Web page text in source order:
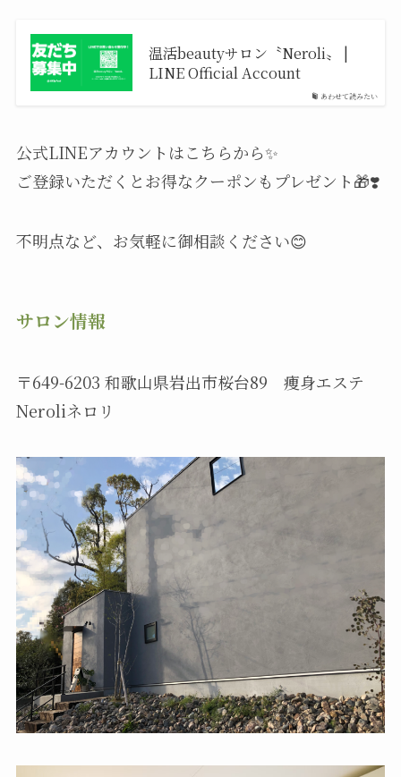
あわせて読みたい
温活beautyサロン〝Neroli〟 |
LINE Official Account
公式LINEアカウントはこちらから✨️
ご登録いただくとお得なクーポンもプレゼント🎁❣️
不明点など、お気軽に御相談ください😊
サロン情報
〒649-6203 和歌山県岩出市桜台89 痩身エステ
Neroliネロリ